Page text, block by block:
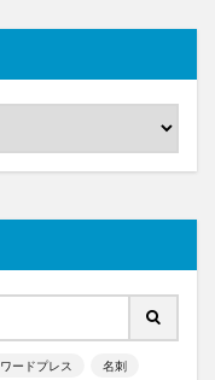
ワードプレス 名刺